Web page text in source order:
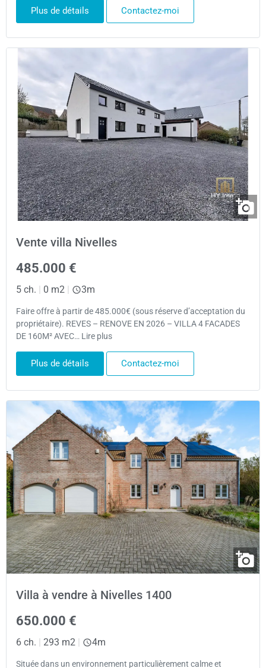
Plus de détails Contactez-moi
Vente villa Nivelles
485.000 €
5 ch. | 0 m2 | 3m
Faire offre à partir de 485.000€ (sous réserve d’acceptation du
propriétaire). REVES – RENOVE EN 2026 – VILLA 4 FACADES
DE 160M² AVEC… Lire plus
Plus de détails Contactez-moi
Villa à vendre à Nivelles 1400
650.000 €
6 ch. | 293 m2 | 4m
Située dans un environnement particulièrement calme et